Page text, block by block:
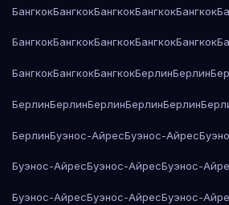
БангкокБангкокБангкокБангкокБангкок
БангкокБангкокБангкокБангкокБангкок
БангкокБангкокБангкокБерлинБерлин
БерлинБерлинБерлинБерлинБерлин
БерлинБуэнос-АйресБуэнос-Айрес
Буэнос-АйресБуэнос-АйресБуэнос-
Буэнос-АйресБуэнос-АйресБуэнос-